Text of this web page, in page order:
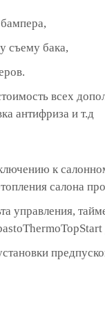
съему бака,
всех
антифриза и т.д
к
салона
управления,